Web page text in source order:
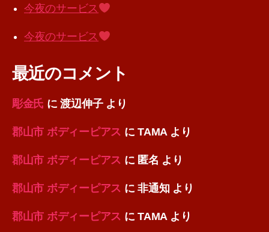
今夜のサービス
今夜のサービス
最近のコメント
彫金氏 に渡辺伸子より
郡山市 ボディーピアス にTAMAより
郡山市 ボディーピアス に 匿名 より
郡山市 ボディーピアス に非通知 より
郡山市 ボディーピアス にTAMAより